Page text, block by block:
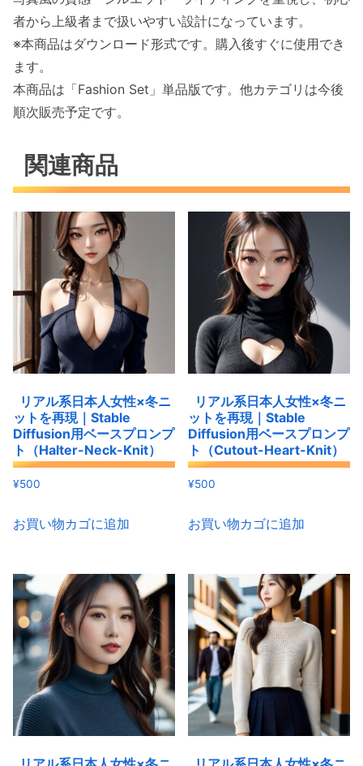
者から上級者まで扱いやすい設計になっています。
※本商品はダウンロード形式です。購入後すぐに使用でき
ます。
本商品は「Fashion Set」単品版です。他カテゴリは今後
順次販売予定です。
関連商品
リアル系日本人女性×冬ニ
ットを再現｜Stable
Diffusion用ベースプロンプ
ト（Halter-Neck-Knit）
¥500
お買い物カゴに追加
リアル系日本人女性×冬ニ
ットを再現｜Stable
Diffusion用ベースプロンプ
ト（Cutout-Heart-Knit）
¥500
お買い物カゴに追加